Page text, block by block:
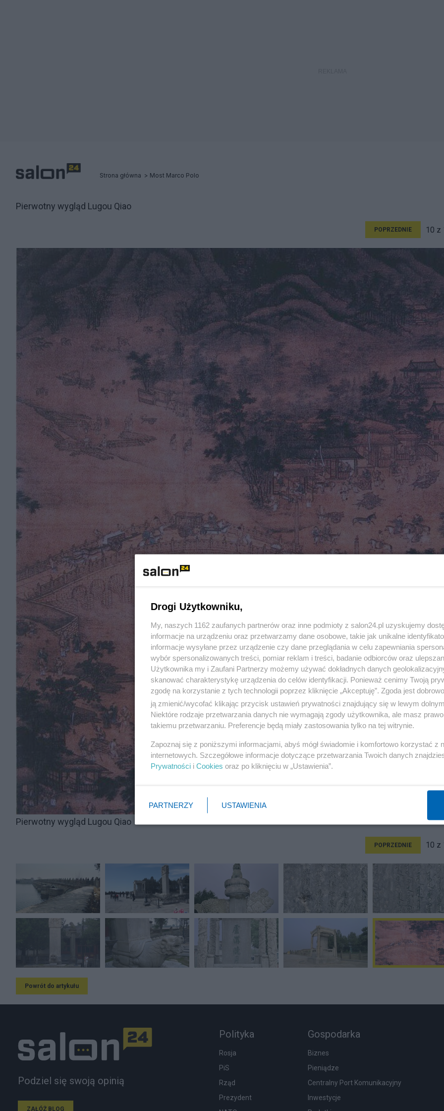
Strona główna Most Marco Polo
Pierwotny wygląd Lugou Qiao
POPRZEDNIE 10 z
Pierwotny wygląd Lugou Qiao
POPRZEDNIE 10 z
Powrót do artykułu
Podziel się swoją opinią
ZAŁÓŻ BLOG
Polityka
Rosja
PiS
Rząd
Prezydent
Gospodarka
Biznes
Pieniądze
Centralny Port Komunikacyjny
Inwestycje
Drogi Użytkowniku,
My, naszych 1162 zaufanych partnerów oraz inne podmioty z salon24.pl uzyskujemy
informacje na urządzeniu oraz przetwarzamy dane osobowe, takie jak unikalne
informacje wysyłane przez urządzenie czy dane przeglądania w celu zapewniania
wybór spersonalizowanych treści, pomiar reklam i treści, badanie odbiorców oraz
Użytkownika my i Zaufani Partnerzy możemy używać dokładnych danych
skanować charakterystykę urządzenia do celów identyfikacji. Ponieważ cenimy Twoją
zgodę na korzystanie z tych technologii poprzez kliknięcie „Akceptuję”. Zgoda jest
ją zmienić/wycofać klikając przycisk ustawień prywatności znajdujący się w lewym
Niektóre rodzaje przetwarzania danych nie wymagają zgody użytkownika, ale masz
takiemu przetwarzaniu. Preferencje będą miały zastosowania tylko na tej witrynie.
Zapoznaj się z poniższymi informacjami, abyś mógł świadomie i komfortowo korzystać z
internetowych. Szczegółowe informacje dotyczące przetwarzania Twoich danych
Prywatności i Cookies oraz po kliknięciu w „Ustawienia”.
PARTNERZY USTAWIENIA